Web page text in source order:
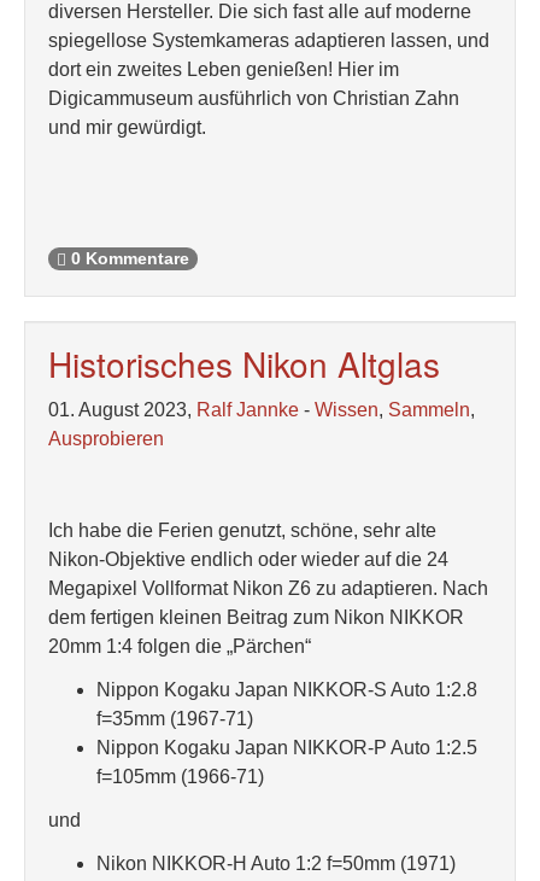
diversen Hersteller. Die sich fast alle auf moderne
spiegellose Systemkameras adaptieren lassen, und
dort ein zweites Leben genießen! Hier im
Digicammuseum ausführlich von Christian Zahn
und mir gewürdigt.
0 Kommentare
Historisches Nikon Altglas
01. August 2023, Ralf Jannke - Wissen, Sammeln,
Ausprobieren
Ich habe die Ferien genutzt, schöne, sehr alte
Nikon-Objektive endlich oder wieder auf die 24
Megapixel Vollformat Nikon Z6 zu adaptieren. Nach
dem fertigen kleinen Beitrag zum Nikon NIKKOR
20mm 1:4 folgen die „Pärchen“
Nippon Kogaku Japan NIKKOR-S Auto 1:2.8
f=35mm (1967-71)
Nippon Kogaku Japan NIKKOR-P Auto 1:2.5
f=105mm (1966-71)
und
Nikon NIKKOR-H Auto 1:2 f=50mm (1971)